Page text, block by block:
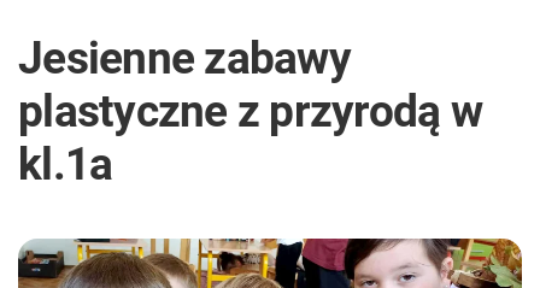
Jesienne zabawy
plastyczne z przyrodą w
kl.1a